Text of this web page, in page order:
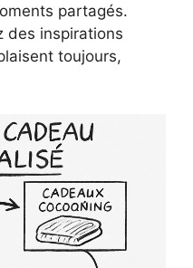
partagés.
des inspirations
toujours,